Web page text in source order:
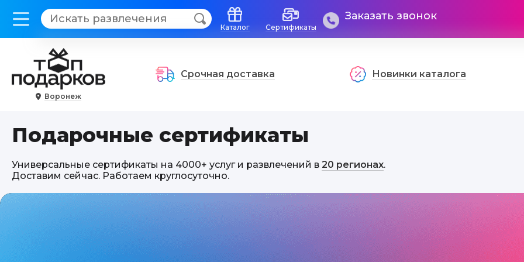
Каталог Сертификаты
Заказать звонок
Воронеж
Срочная доставка Новинки каталога
Подарочные сертификаты
Универсальные сертификаты на 4000+ услуг и развлечений в 20 регионах.
Доставим сейчас. Работаем круглосуточно.